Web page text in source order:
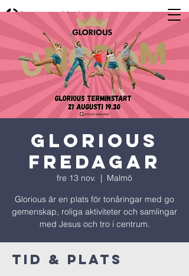
Glorious
Fredagar
fre 13 nov.
  |
Malmö
Glorious är en plats för tonåringar med go
gemenskap, roliga aktiviteter och samlingar
med Jesus och tro i centrum.
Tid & Plats